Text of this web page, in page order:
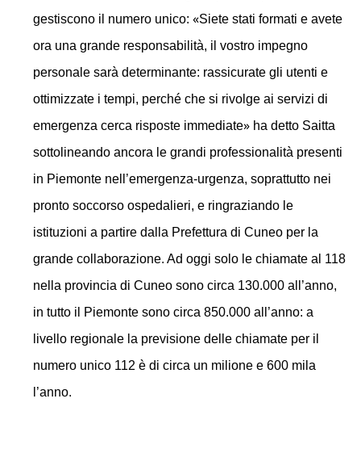
gestiscono il numero unico: «Siete stati formati e avete
ora una grande responsabilità, il vostro impegno
personale sarà determinante: rassicurate gli utenti e
ottimizzate i tempi, perché che si rivolge ai servizi di
emergenza cerca risposte immediate»ha detto Saitta
sottolineando ancora le grandi professionalità presenti
in Piemonte nell’emergenza-urgenza, soprattutto nei
pronto soccorso ospedalieri, e ringraziando le
istituzioni a partire dalla Prefettura di Cuneo per la
grande collaborazione. Ad oggi solo le chiamate al 118
nella provincia di Cuneo sono circa 130.000 all’anno,
in tutto il Piemonte sono circa 850.000 all’anno: a
livello regionale la previsione delle chiamate per il
numero unico 112 è di circa un milione e 600 mila
l’anno.